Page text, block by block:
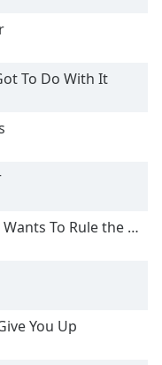
To Do With It
To Rule the World
You Up